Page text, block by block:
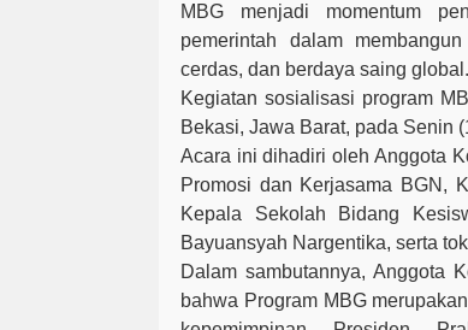
MBG menjadi momentum
pemerintah dalam
cerdas, dan berdaya saing global.
Kegiatan sosialisasi program
Bekasi, Jawa Barat, pada Senin
Acara ini dihadiri oleh Anggota
Promosi dan Kerjasama BGN,
Kepala Sekolah Bidang
Bayuansyah Nargentika, serta
Dalam sambutannya,Anggota
bahwa Program MBG